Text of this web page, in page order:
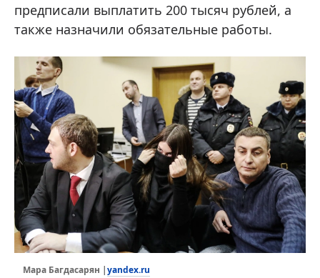
предписали выплатить 200 тысяч рублей, а
также назначили обязательные работы.
Мара Багдасарян | yandex.ru